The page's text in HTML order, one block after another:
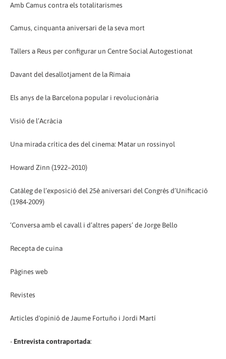
Amb Camus contra els totalitarismes
Camus, cinquanta aniversari de la seva mort
Tallers a Reus per configurar un Centre Social Autogestionat
Davant del desallotjament de la Rimaia
Els anys de la Barcelona popular i revolucionària
Visió de l’Acràcia
Una mirada crítica des del cinema: Matar un rossinyol
Howard Zinn (1922–2010)
Catàleg de l’exposició del 25è aniversari del Congrés d’Unificació
(1984-2009)
‘Conversa amb el cavall i d’altres papers’ de Jorge Bello
Recepta de cuina
Pàgines web
Revistes
Articles d'opinió de Jaume Fortuño i Jordi Martí
- Entrevista contraportada: